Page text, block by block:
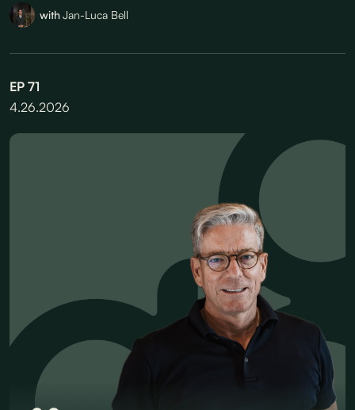
withJan-Luca Bell
EP 71
4.26.2026